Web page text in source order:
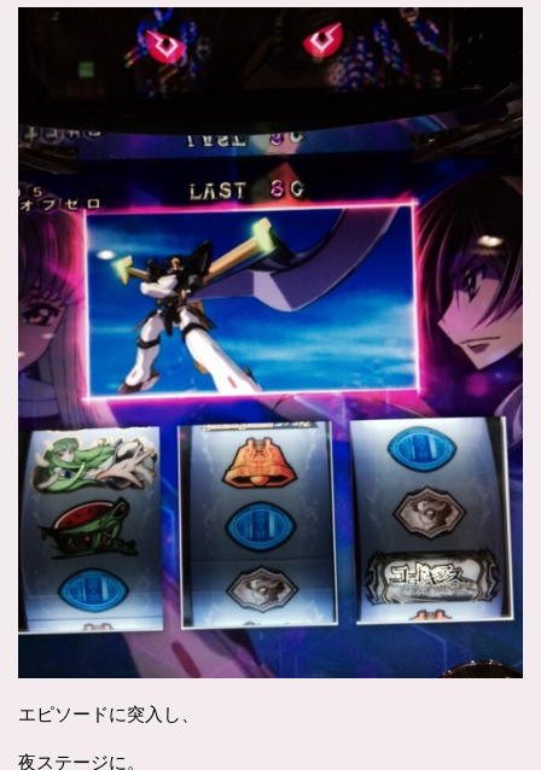
エピソードに突入し、
夜ステージに。